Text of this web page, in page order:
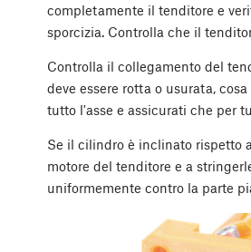
completamente il tenditore e
sporcizia. Controlla che il
Controlla il collegamento del
deve essere rotta o usurata,
tutto l'asse e assicurati che per
Se il cilindro è inclinato rispetto
motore del tenditore e a
uniformemente contro la parte